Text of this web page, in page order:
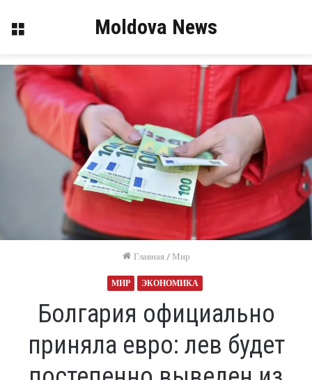
Меню Moldova News
Главная / Мир
МИР ЭКОНОМИКА
Болгария официально
приняла евро: лев будет